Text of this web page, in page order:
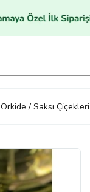
Orkide / Saksı Çiçekleri